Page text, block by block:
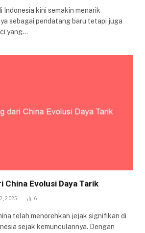
Indonesia kini semakin menarik
sebagai pendatang baru tetapi juga
yang…
China Evolusi Daya Tarik
2025 6
telah menorehkan jejak signifikan di
sejak kemunculannya. Dengan